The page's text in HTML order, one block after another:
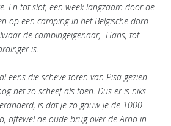
En tot slot, een week langzaam door de
op een camping in het Belgische dorp
de campingeigenaar, Hans, tot
is.
eens die scheve toren van Pisa gezien
net zo scheef als toen. Dus er is niks
is dat je zo gauw je de 1000
oftewel de oude brug over de Arno in